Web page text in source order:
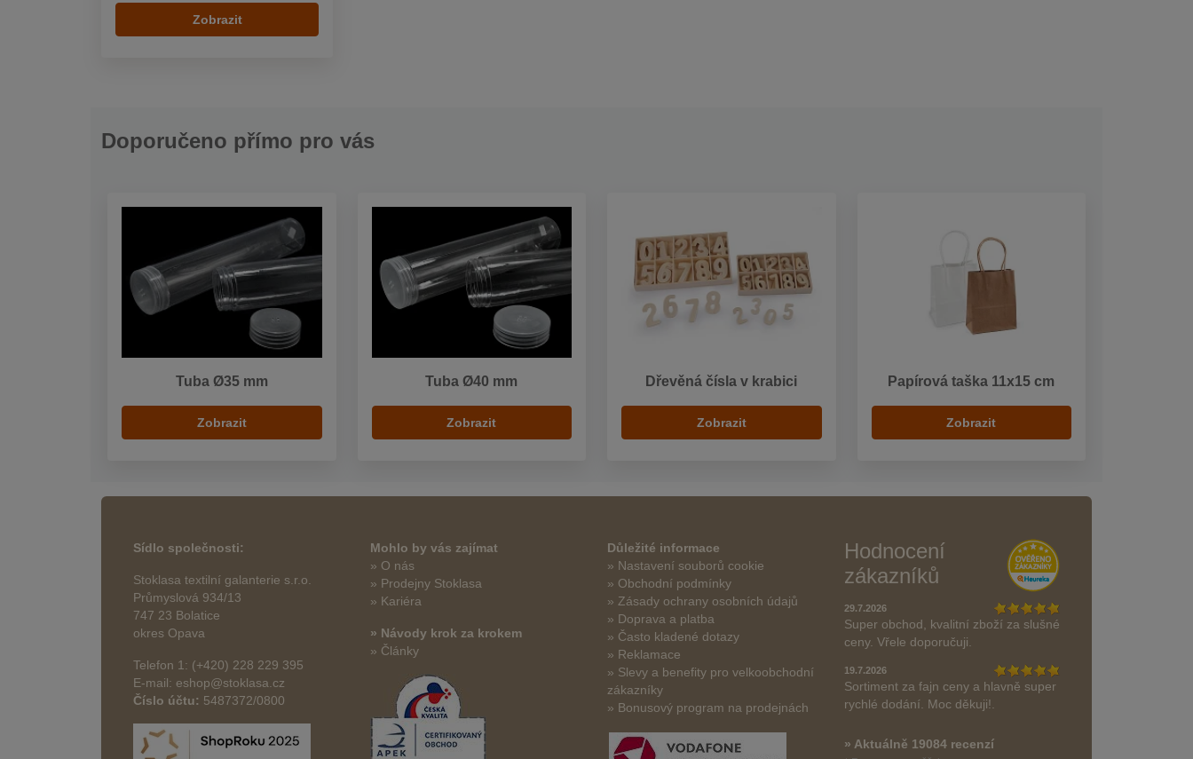
Zobrazit
Doporučeno přímo pro vás
Tuba Ø35 mm
Zobrazit
Tuba Ø40 mm
Zobrazit
Dřevěná čísla v krabici
Zobrazit
Papírová taška 11x15 cm
Zobrazit
Sídlo společnosti:
Stoklasa textilní galanterie s.r.o.
Průmyslová 934/13
747 23 Bolatice
okres Opava
Telefon 1: (+420) 228 229 395
E-mail: eshop@stoklasa.cz
Číslo účtu: 5487372/0800
Mohlo by vás zajímat
» O nás
» Prodejny Stoklasa
» Kariéra
» Návody krok za krokem
» Články
Důležité informace
» Nastavení souborů cookie
» Obchodní podmínky
» Zásady ochrany osobních údajů
» Doprava a platba
» Často kladené dotazy
» Reklamace
» Slevy a benefity pro velkoobchodní
zákazníky
» Bonusový program na prodejnách
Hodnocení
zákazníků
29.7.2026
Super obchod, kvalitní zboží za slušné
ceny. Vřele doporučuji.
19.7.2026
Sortiment za fajn ceny a hlavně super
rychlé dodání. Moc děkuji!.
» Aktuálně 19084 recenzí